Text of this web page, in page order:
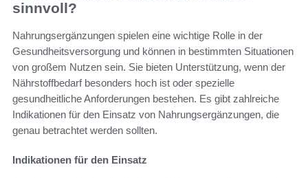
sinnvoll?
Nahrungsergänzungen spielen eine wichtige Rolle in der
Gesundheitsversorgung und können in bestimmten Situationen
von großem Nutzen sein. Sie bieten Unterstützung, wenn der
Nährstoffbedarf besonders hoch ist oder spezielle
gesundheitliche Anforderungen bestehen. Es gibt zahlreiche
Indikationen für den Einsatz von Nahrungsergänzungen, die
genau betrachtet werden sollten.
Indikationen für den Einsatz